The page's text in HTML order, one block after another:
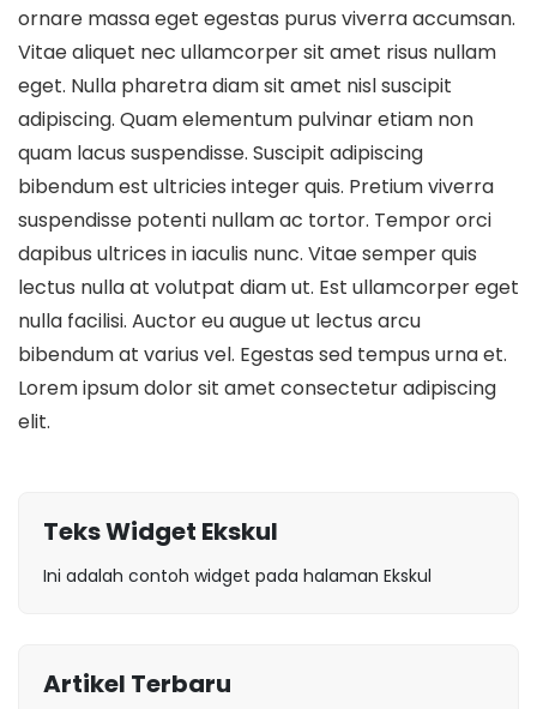
ornare massa eget egestas purus viverra accumsan.
Vitae aliquet nec ullamcorper sit amet risus nullam
eget. Nulla pharetra diam sit amet nisl suscipit
adipiscing. Quam elementum pulvinar etiam non
quam lacus suspendisse. Suscipit adipiscing
bibendum est ultricies integer quis. Pretium viverra
suspendisse potenti nullam ac tortor. Tempor orci
dapibus ultrices in iaculis nunc. Vitae semper quis
lectus nulla at volutpat diam ut. Est ullamcorper eget
nulla facilisi. Auctor eu augue ut lectus arcu
bibendum at varius vel. Egestas sed tempus urna et.
Lorem ipsum dolor sit amet consectetur adipiscing
elit.
Teks Widget Ekskul
Ini adalah contoh widget pada halaman Ekskul
Artikel Terbaru